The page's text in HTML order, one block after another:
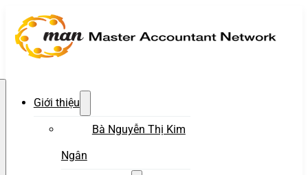
Giới thiệu
Bà Nguyễn Thị Kim
Ngân